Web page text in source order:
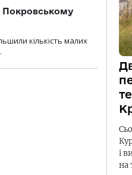
Покровському
кількість малих
і
на